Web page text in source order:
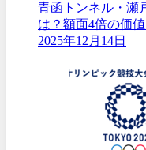
青函トンネル・瀬
は？額面4倍の価値
2025年12月14日